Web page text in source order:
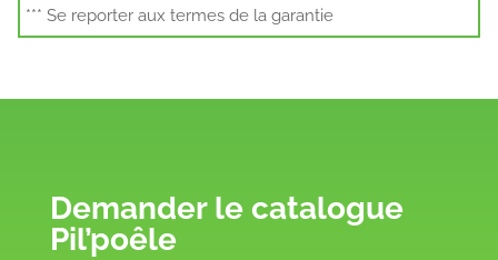
*** Se reporter aux termes de la garantie
Demander le catalogue
Pil’poêle